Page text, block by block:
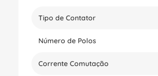
Tipo de Contator
Número de Polos
Corrente Comutação